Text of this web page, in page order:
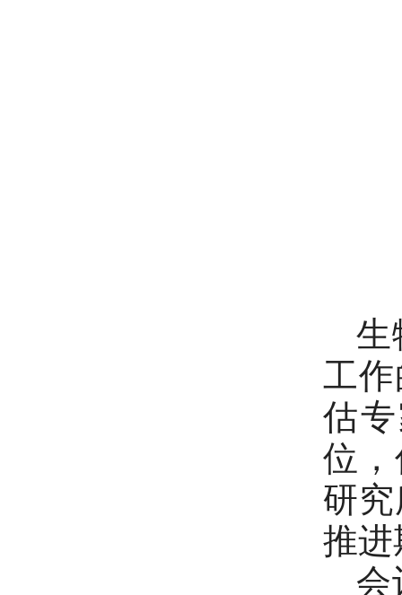
生
工
估
位
研
推进
会